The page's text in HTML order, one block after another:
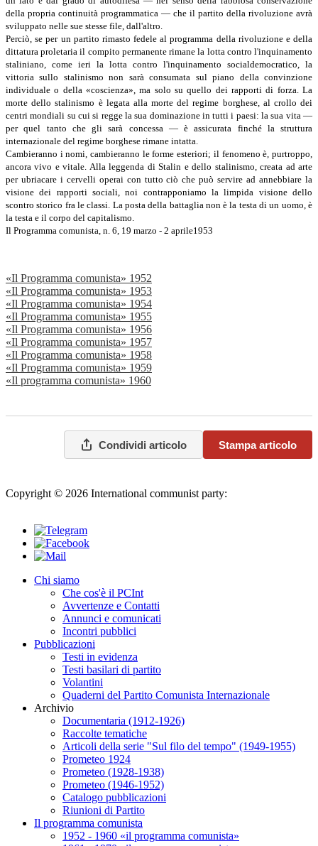
della propria continuità programmatica ― che il partito della rivoluzione avrà
sviluppato nelle sue stesse file, dall'altro.
Perciò, se per un partito rimasto fedele al programma della rivoluzione e della
dittatura proletaria il compito permanente rimane la lotta contro l'inquinamento
staliniano, come ieri la lotta contro l'inquinamento socialdemocratico, la
vittoria sullo stalinismo non sarà consumata sul piano della convinzione
individuale o della «coscienza», ma solo su quello dei rapporti di forza. La
morte dello stalinismo è legata alla morte del regime borghese, al crollo dei
centri mondiali su cui si regge la sua dominazione in tutti i paesi: la sua vita ―
per quel tanto che gli sarà concessa ― è assicurata finché la struttura
internazionale del regime borghese rimane intatta.
Cambieranno i nomi, cambieranno le forme esteriori; il fenomeno è, purtroppo,
ancora vivo e vitale. Alla leggenda di Stalin e dello stalinismo, creata ad arte
per ubriacare i cervelli operai con tutto ciò che può servire ad annebbiare la
visione dei rapporti sociali, noi contrapponiamo la limpida visione dello
scontro storico fra le classi. La posta della battaglia non è la testa di un uomo, è
la testa e il corpo del capitalismo.
Il Programma comunista, n. 6, 19 marzo - 2 aprile1953
«Il Programma comunista» 1952
«Il Programma comunista» 1953
«Il Programma comunista» 1954
«Il Programma comunista» 1955
«Il Programma comunista» 1956
«Il Programma comunista» 1957
«Il Programma comunista» 1958
«Il Programma comunista» 1959
«Il programma comunista» 1960
Condividi articolo Stampa articolo
Copyright © 2026 International communist party:
Chi siamo
Che cos'è il PCInt
Avvertenze e Contatti
Annunci e comunicati
Incontri pubblici
Pubblicazioni
Testi in evidenza
Testi basilari di partito
Volantini
Quaderni del Partito Comunista Internazionale
Archivio
Documentaria (1912-1926)
Raccolte tematiche
Articoli della serie "Sul filo del tempo" (1949-1955)
Prometeo 1924
Prometeo (1928-1938)
Prometeo (1946-1952)
Catalogo pubblicazioni
Riunioni di Partito
Il programma comunista
1952 - 1960 «il programma comunista»